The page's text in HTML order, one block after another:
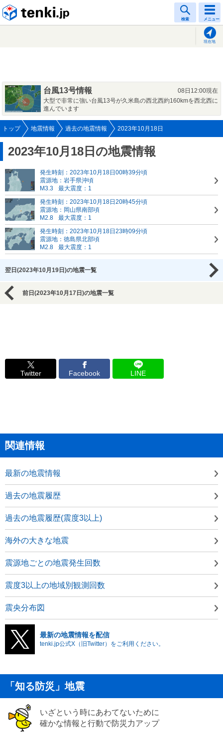
検索 メニュー
現在地
台風13号情報
08日12:00現在
大型で非常に強い台風13号が久米島の西北西約160kmを西北西に
進んでいます
トップ 地震情報 過去の地震情報 2023年10月18日
2023年10月18日の地震情報
発生時刻：2023年10月18日00時39分頃
震源地：岩手県沖頃
M3.3
最大震度：1
発生時刻：2023年10月18日20時45分頃
震源地：岡山県南部頃
M2.8
最大震度：1
発生時刻：2023年10月18日23時09分頃
震源地：徳島県北部頃
M2.8
最大震度：1
翌日(2023年10月19日)の地震一覧
前日(2023年10月17日)の地震一覧
Twitter Facebook LINE
関連情報
最新の地震情報
過去の地震履歴
過去の地震履歴(震度3以上)
海外の大きな地震
震源地ごとの地震発生回数
震度3以上の地域別観測回数
震央分布図
最新の地震情報を配信
tenki.jp公式X（旧Twitter）をご利用ください。
「知る防災」地震
いざという時にあわてないために
確かな情報と行動で防災力アップ